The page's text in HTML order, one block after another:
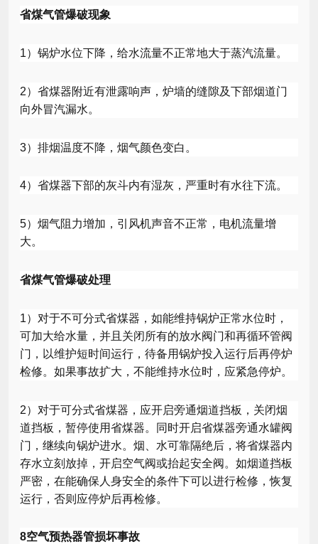
省煤气管爆破现象
1）锅炉水位下降，给水流量不正常地大于蒸汽流量。
2）省煤器附近有泄露响声，炉墙的缝隙及下部烟道门
向外冒汽漏水。
3）排烟温度不降，烟气颜色变白。
4）省煤器下部的灰斗内有湿灰，严重时有水往下流。
5）烟气阻力增加，引风机声音不正常，电机流量增
大。
省煤气管爆破处理
1）对于不可分式省煤器，如能维持锅炉正常水位时，
可加大给水量，并且关闭所有的放水阀门和再循环管阀
门，以维护短时间运行，待备用锅炉投入运行后再停炉
检修。如果事故扩大，不能维持水位时，应紧急停炉。
2）对于可分式省煤器，应开启旁通烟道挡板，关闭烟
道挡板，暂停使用省煤器。同时开启省煤器旁通水罐阀
门，继续向锅炉进水。烟、水可靠隔绝后，将省煤器内
存水立刻放掉，开启空气阀或抬起安全阀。如烟道挡板
严密，在能确保人身安全的条件下可以进行检修，恢复
运行，否则应停炉后再检修。
8空气预热器管损坏事故